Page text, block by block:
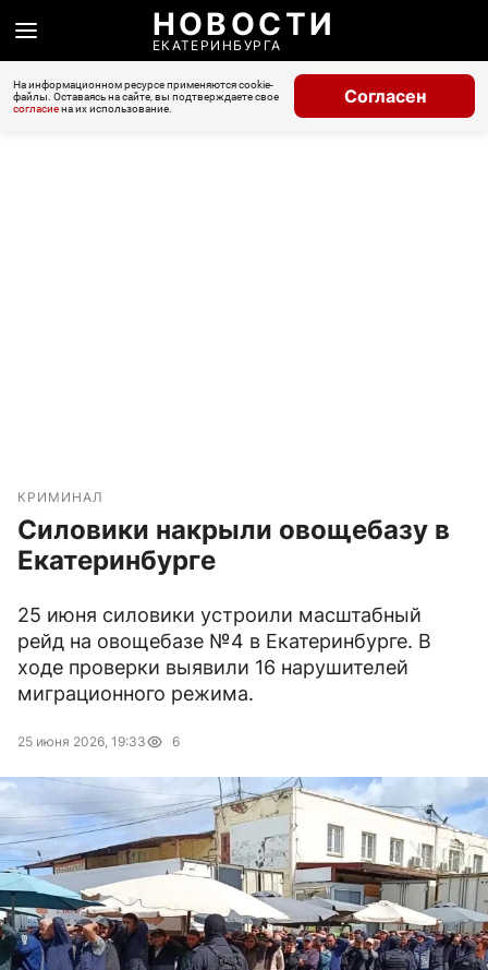
НОВОСТИ
ЕКАТЕРИНБУРГА
На информационном ресурсе применяются cookie-
файлы. Оставаясь на сайте, вы подтверждаете свое
согласиена их использование.
Согласен
КРИМИНАЛ
Силовики накрыли овощебазу в
Екатеринбурге
25 июня силовики устроили масштабный
рейд на овощебазе №4 в Екатеринбурге. В
ходе проверки выявили 16 нарушителей
миграционного режима.
25 июня 2026, 19:33 6